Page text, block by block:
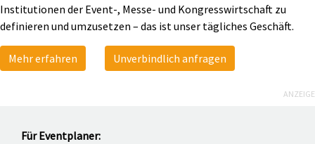
Institutionen der Event-, Messe- und Kongresswirtschaft zu
definieren und umzusetzen – das ist unser tägliches Geschäft.
Mehr erfahren Unverbindlich anfragen
ANZEIGE
Für Eventplaner: